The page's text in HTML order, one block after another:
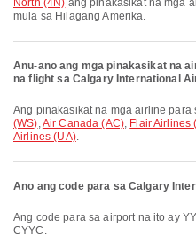
North (4N) ang pinakasikat na mga
mula sa Hilagang Amerika.
Anu-ano ang mga pinakasikat na
na flight sa Calgary International
Ang pinakasikat na mga airline
(WS),Air Canada (AC), Flair Airlines
Airlines (UA).
Ano ang code para sa Calgary
Ang code para sa airport na ito ay YYC. Samantala, ang icao code nito ay
CYYC.